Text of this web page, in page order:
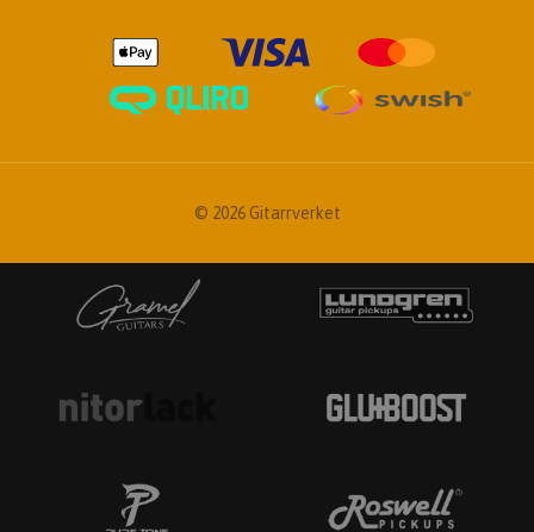
© 2026 Gitarrverket